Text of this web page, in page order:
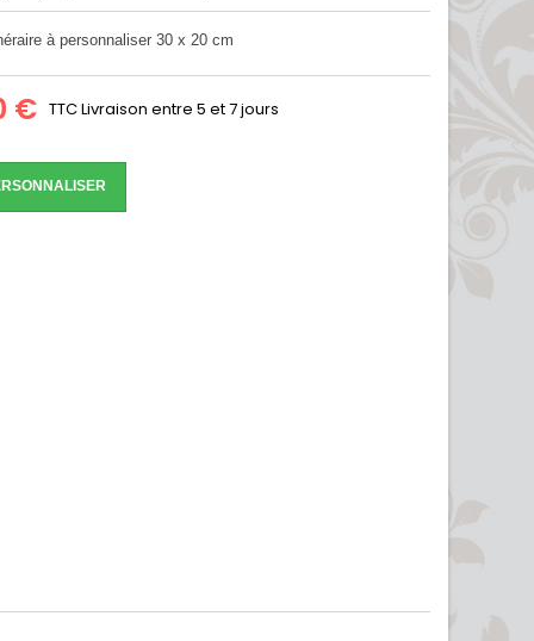
à personnaliser 30 x 20 cm
€ TTCLivraison entre 5 et 7 jours